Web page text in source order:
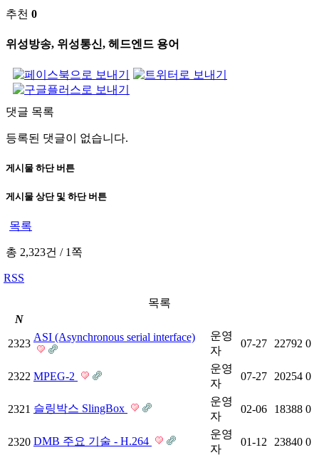
추천 0
위성방송, 위성통신, 헤드엔드 용어
댓글 목록
등록된 댓글이 없습니다.
게시물 하단 버튼
게시물 상단 및 하단 버튼
목록
총 2,323건 /1쪽
RSS
목록
N
2323
ASI (Asynchronous serial interface)
운영
자
07-27 22792 0
2322 MPEG-2
운영
자
07-27 20254 0
2321 슬링박스 SlingBox
운영
자
02-06 18388 0
2320 DMB 주요 기술 - H.264
운영
자
01-12 23840 0